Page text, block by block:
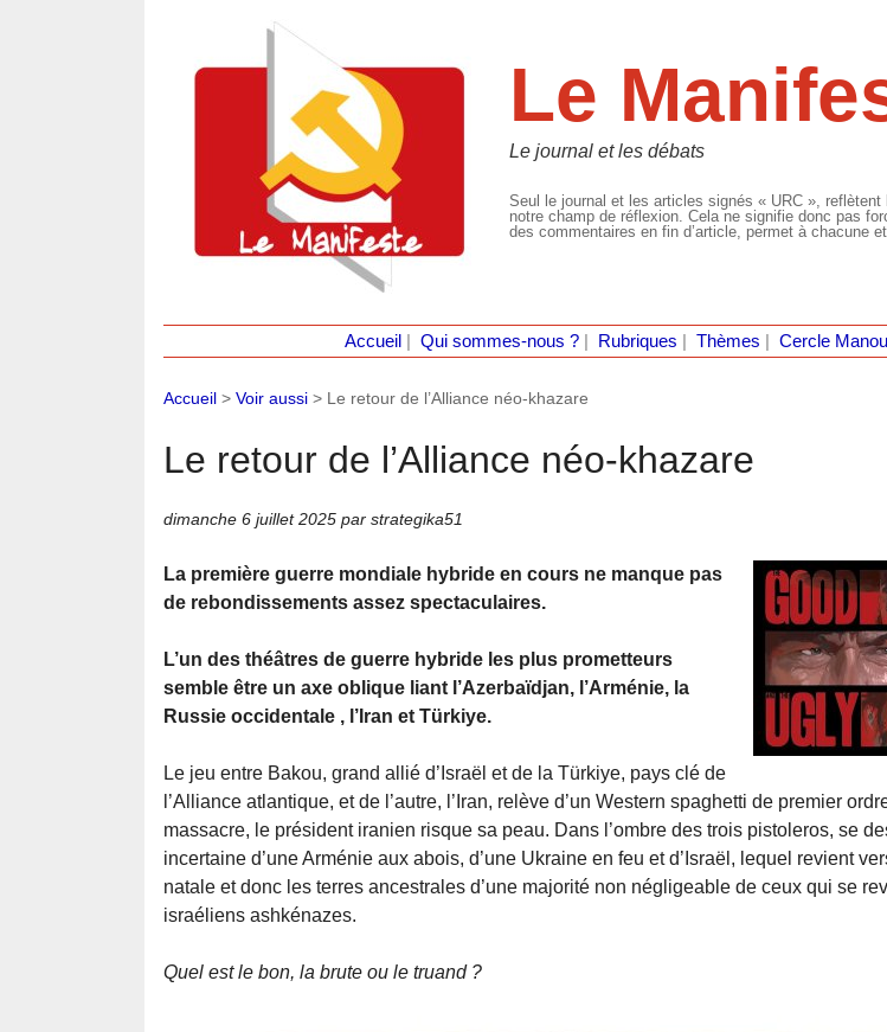
Le
Le journal et les débats
Seul le journal et les articles signés « URC »,
notre champ de réflexion. Cela ne signifie donc pas
des commentaires en fin d’article, permet à chacune
Accueil Qui sommes-nous ?| Rubriques Thèmes Cercle
Accueil > Voir aussi > Le retour de l’Alliance néo-khazare
Le retour de l’Alliance néo-khazare
dimanche 6 juillet 2025 par strategika51
La première guerre mondiale hybride en cours ne manque pas
de rebondissements assez spectaculaires.
L’un des théâtres de guerre hybride les plus prometteurs
semble être un axe oblique liant l’Azerbaïdjan, l’Arménie, la
Russie occidentale , l’Iran et Türkiye.
Le jeu entre Bakou, grand allié d’Israël et de la Türkiye, pays clé de
l’Alliance atlantique, et de l’autre, l’Iran, relève d’un Western spaghetti de premier
massacre, le président iranien risque sa peau. Dans l’ombre des trois pistoleros, se
incertaine d’une Arménie aux abois, d’une Ukraine en feu et d’Israël, lequel revient
natale et donc les terres ancestrales d’une majorité non négligeable de ceux qui se
israéliens ashkénazes.
Quel est le bon, la brute ou le truand ?